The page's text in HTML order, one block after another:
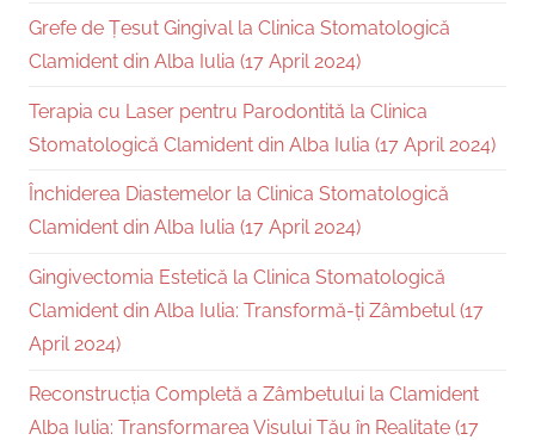
Grefe de Țesut Gingival la Clinica Stomatologică
Clamident din Alba Iulia (17 April 2024)
Terapia cu Laser pentru Parodontită la Clinica
Stomatologică Clamident din Alba Iulia (17 April 2024)
Închiderea Diastemelor la Clinica Stomatologică
Clamident din Alba Iulia (17 April 2024)
Gingivectomia Estetică la Clinica Stomatologică
Clamident din Alba Iulia: Transformă-ți Zâmbetul (17
April 2024)
Reconstrucția Completă a Zâmbetului la Clamident
Alba Iulia: Transformarea Visului Tău în Realitate (17